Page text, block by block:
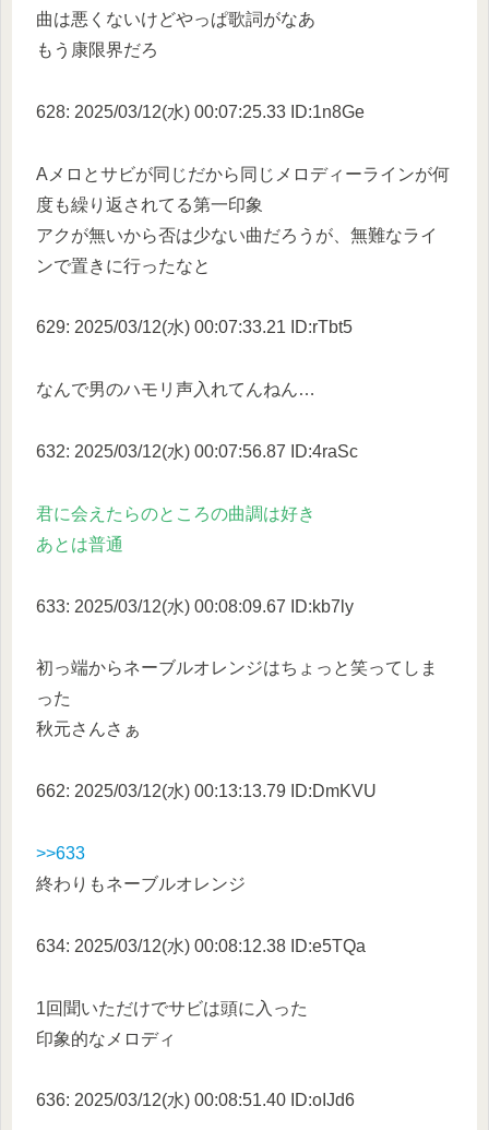
曲は悪くないけどやっぱ歌詞がなあ
もう康限界だろ
628: 2025/03/12(水) 00:07:25.33 ID:1n8Ge
Aメロとサビが同じだから同じメロディーラインが何
度も繰り返されてる第一印象
アクが無いから否は少ない曲だろうが、無難なライ
ンで置きに行ったなと
629: 2025/03/12(水) 00:07:33.21 ID:rTbt5
なんで男のハモリ声入れてんねん…
632: 2025/03/12(水) 00:07:56.87 ID:4raSc
君に会えたらのところの曲調は好き
あとは普通
633: 2025/03/12(水) 00:08:09.67 ID:kb7ly
初っ端からネーブルオレンジはちょっと笑ってしま
った
秋元さんさぁ
662: 2025/03/12(水) 00:13:13.79 ID:DmKVU
>>633
終わりもネーブルオレンジ
634: 2025/03/12(水) 00:08:12.38 ID:e5TQa
1回聞いただけでサビは頭に入った
印象的なメロディ
636: 2025/03/12(水) 00:08:51.40 ID:oIJd6